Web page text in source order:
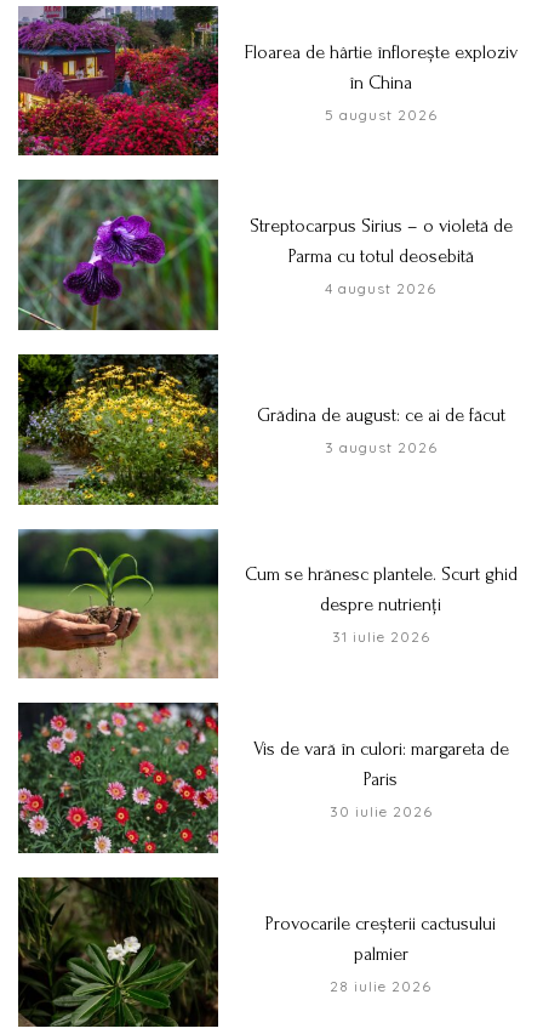
Floarea de hârtie înflorește exploziv
în China
5 august 2026
Streptocarpus Sirius – o violetă de
Parma cu totul deosebită
4 august 2026
Grădina de august: ce ai de făcut
3 august 2026
Cum se hrănesc plantele. Scurt ghid
despre nutrienți
31 iulie 2026
Vis de vară în culori: margareta de
Paris
30 iulie 2026
Provocarile creșterii cactusului
palmier
28 iulie 2026